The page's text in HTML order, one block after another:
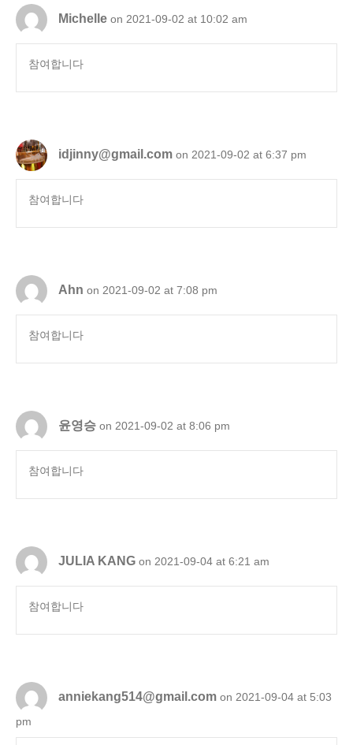
Michelle on 2021-09-02 at 10:02 am
참여합니다
idjinny@gmail.com on 2021-09-02 at 6:37 pm
참여합니다
Ahn on 2021-09-02 at 7:08 pm
참여합니다
윤영승 on 2021-09-02 at 8:06 pm
참여합니다
JULIA KANG on 2021-09-04 at 6:21 am
참여합니다
anniekang514@gmail.com on 2021-09-04 at 5:03
pm